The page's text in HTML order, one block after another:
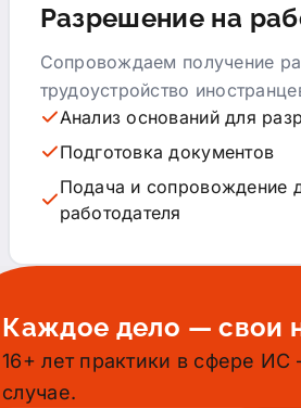
Разрешение на
Сопровождаем получение
трудоустройство
Анализ оснований для
Подготовка документов
Подача и сопровождение
работодателя
Каждое дело — свои
16+ лет практики в сфере
случае.